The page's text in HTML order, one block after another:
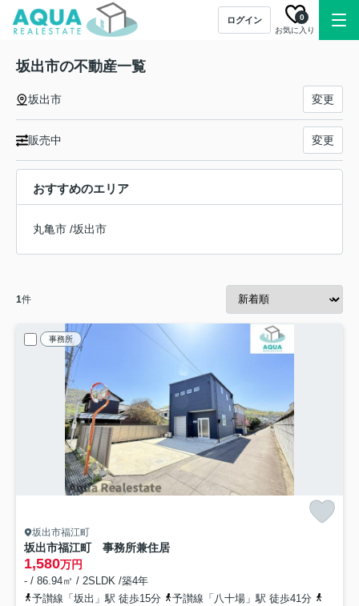
ログイン
お気に入り
0
坂出市の不動産一覧
坂出市 変更
販売中 変更
おすすめのエリア
丸亀市 /坂出市
1件
事務所
坂出市福江町
坂出市福江町 事務所兼住居
1,580万円
- / 86.94㎡ / 2SLDK /築4年
予讃線「坂出」駅 徒歩15分
予讃線「八十場」駅 徒歩41分